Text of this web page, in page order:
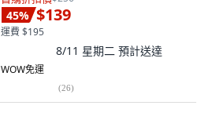
45% $139
運費 $195
8/11 星期二 預計送達
WOW免運
(26)